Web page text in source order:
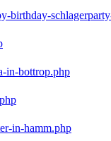
birthday-
in-bottrop.php
in-hamm.php